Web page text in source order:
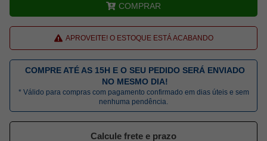
COMPRAR
APROVEITE! O ESTOQUE ESTÁ ACABANDO
COMPRE ATÉ AS 15H E O SEU PEDIDO SERÁ ENVIADO
NO MESMO DIA!
* Válido para compras com pagamento confirmado em dias úteis e sem
nenhuma pendência.
Calcule frete e prazo